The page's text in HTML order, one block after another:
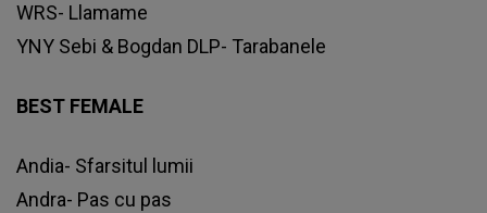
WRS- Llamame
YNY Sebi & Bogdan DLP- Tarabanele
BEST FEMALE
Andia- Sfarsitul lumii
Andra- Pas cu pas